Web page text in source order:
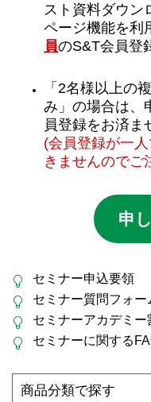
スト資料ダウン
ページ機能を利
員のS&T会員登
「2名様以上の
み」の場合は、
員登録をお済ま
(会員登録が一
きませんのでご
申
セミナー申込要領
セミナー質問フォー
セミナーアカデミー
セミナーに関する
商品分類で探す